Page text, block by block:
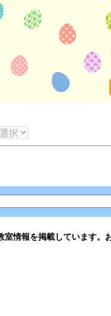
情報を掲載しています。